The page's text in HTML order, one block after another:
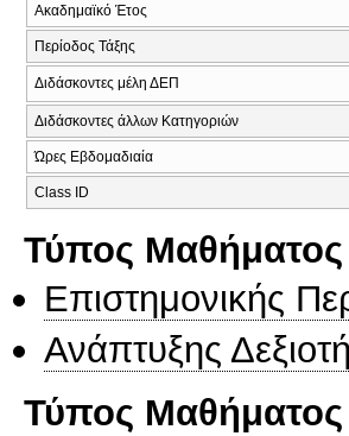
Ακαδημαϊκό Έτος
Περίοδος Τάξης
Διδάσκοντες μέλη ΔΕΠ
Διδάσκοντες άλλων Κατηγοριών
Ώρες Εβδομαδιαία
Class ID
Τύπος Μαθήματος
Επιστημονικής
Ανάπτυξης
Τύπος Μαθήματος